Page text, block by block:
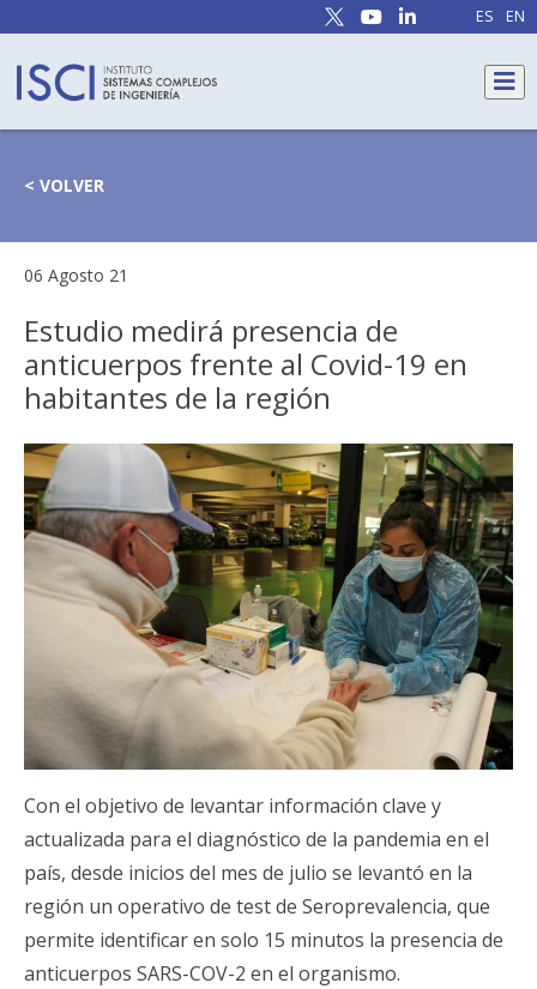
ES EN
< VOLVER
06 Agosto 21
Estudio medirá presencia de
anticuerpos frente al Covid-19 en
habitantes de la región
Con el objetivo de levantar información clave y
actualizada para el diagnóstico de la pandemia en el
país, desde inicios del mes de julio se levantó en la
región un operativo de test de Seroprevalencia, que
permite identificar en solo 15 minutos la presencia de
anticuerpos SARS-COV-2 en el organismo.